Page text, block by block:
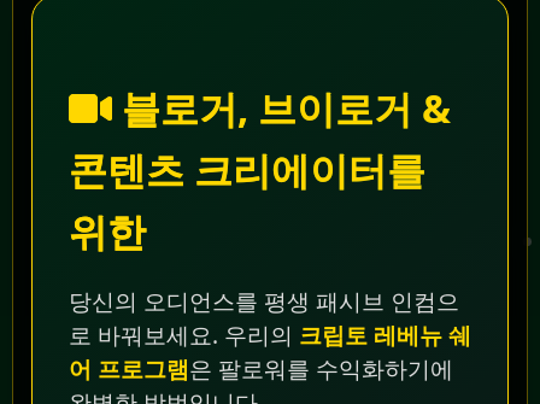
블로거, 브이로거 &
콘텐츠 크리에이터를
위한
당신의 오디언스를 평생 패시브 인컴으
로 바꿔보세요. 우리의 크립토 레베뉴 쉐
어 프로그램은 팔로워를 수익화하기에